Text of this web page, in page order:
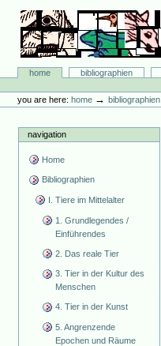
content.
navigation
Bibliographie-Portal
Sectionshome bibliographien
tools
you are here: home →bibliographien
navigation
Home
Bibliographien
I. Tiere im Mittelalter
1. Grundlegendes /
Einführendes
2. Das reale Tier
3. Tier in der Kultur des
Menschen
4. Tier in der Kunst
5. Angrenzende
Epochen und Räume